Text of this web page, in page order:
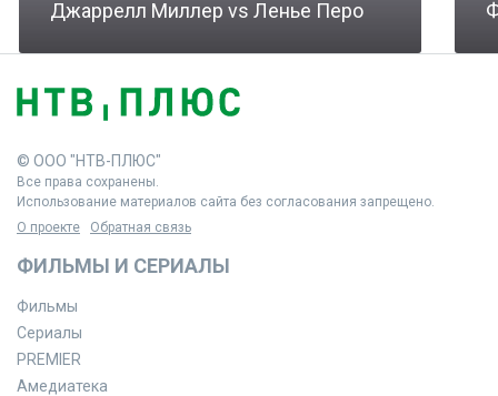
Джаррелл Миллер vs Ленье Перо
© ООО "НТВ-ПЛЮС"
Все права сохранены.
Использование материалов сайта без согласования запрещено.
О проекте
Обратная связь
ФИЛЬМЫ И СЕРИАЛЫ
Фильмы
Сериалы
PREMIER
Амедиатека